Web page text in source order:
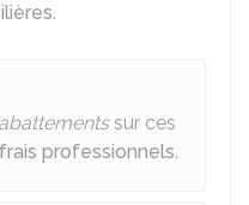
.
abattementssur ces
frais professionnels.